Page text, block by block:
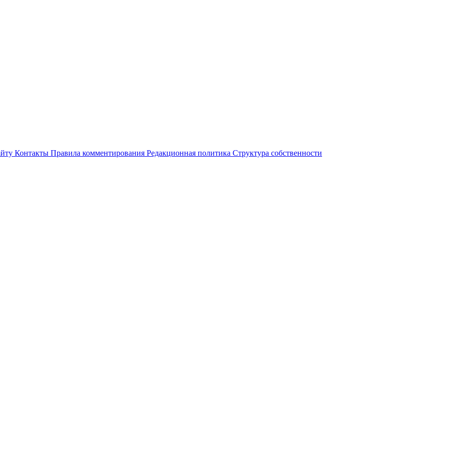
Контакты Правила комментирования Редакционная политика Структура собственности